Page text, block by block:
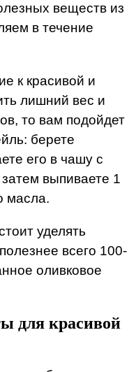
веществ из
в течение
к красивой и
лишний вес и
то вам подойдет
берете
его в чашу с
выпиваете 1
масла.
уделять
всего 100-
оливковое
для красивой